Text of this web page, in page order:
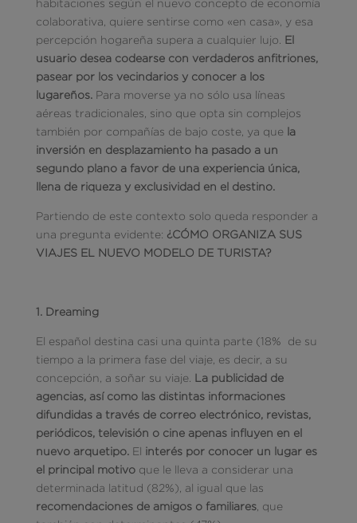
habitaciones según el nuevo concepto de economía
colaborativa, quiere sentirse como «en casa», y esa
percepción hogareña supera a cualquier lujo. El
usuario desea codearse con verdaderos anfi­triones,
pasear por los vecindarios y conocer a los
lugareños. Para moverse ya no sólo usa líneas
aéreas tradicionales, sino que opta sin complejos
también por compañías de bajo coste, ya que la
inversión en desplazamiento ha pasado a un
segundo plano a favor de una experiencia única,
llena de riqueza y exclusividad en el destino.
Partiendo de este contexto solo queda responder a
una pregunta evidente: ¿CÓMO ORGANIZA SUS
VIAJES EL NUEVO MODELO DE TURISTA?
1. Dreaming
El español destina casi una quinta parte (18% de su
tiempo a la primera fase del viaje, es decir, a su
concepción, a soñar su viaje. La publicidad de
agencias, así como las distintas informaciones
difundidas a través de correo electrónico, revistas,
periódicos, televisión o cine apenas influyen en el
nuevo arquetipo. El interés por conocer un lugar es
el principal motivo que le lleva a considerar una
determinada latitud (82%), al igual que las
recomendaciones de amigos o familiares, que